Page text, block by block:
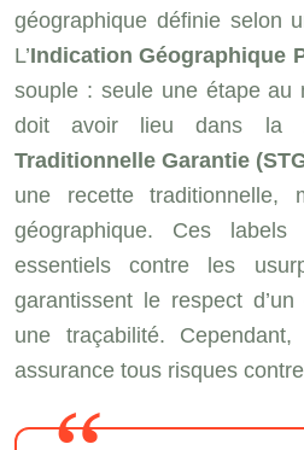
géographique définie selon
L’Indication Géographique
souple : seule une étape au
doit avoir lieu dans la
Traditionnelle Garantie
une recette traditionnelle,
géographique. Ces
essentiels contre les
garantissent le respect
une traçabilité.
assurance tous risques